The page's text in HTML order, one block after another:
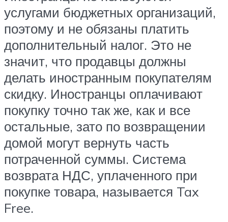
услугами бюджетных организаций,
поэтому и не обязаны платить
дополнительный налог. Это не
значит, что продавцы должны
делать иностранным покупателям
скидку. Иностранцы оплачивают
покупку точно так же, как и все
остальные, зато по возвращении
домой могут вернуть часть
потраченной суммы. Система
возврата НДС, уплаченного при
покупке товара, называется Tax
Free.